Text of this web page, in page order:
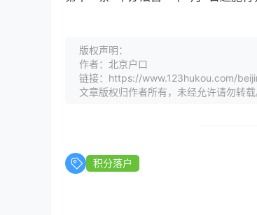
版权声明：
作者：北京户口
链接：https://www.123hukou.com/
文章版权归作者所有，未经允许请勿转载
积分落户